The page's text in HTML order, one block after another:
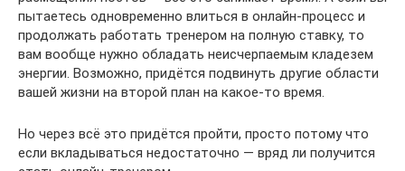
пытаетесь одновременно влиться в онлайн-процесс и
продолжать работать тренером на полную ставку, то
вам вообще нужно обладать неисчерпаемым кладезем
энергии. Возможно, придётся подвинуть другие области
вашей жизни на второй план на какое-то время.
Но через всё это придётся пройти, просто потому что
если вкладываться недостаточно — вряд ли получится